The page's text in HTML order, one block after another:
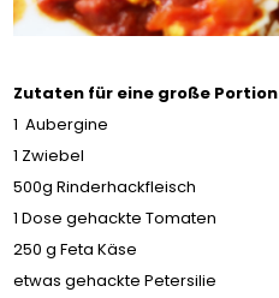
Zutaten für eine große Portion
1 Aubergine
1 Zwiebel
500g Rinderhackfleisch
1 Dose gehackte Tomaten
250 g Feta Käse
etwas gehackte Petersilie